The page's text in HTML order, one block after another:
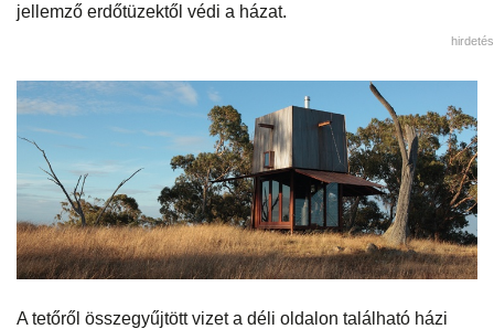
jellemző erdőtüzektől védi a házat.
hirdetés
A tetőről összegyűjtött vizet a déli oldalon található házi